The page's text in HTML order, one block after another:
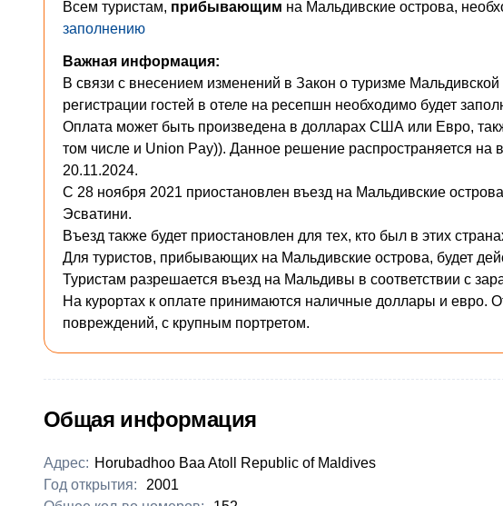
Всем туристам, прибывающим на Мальдивские острова,
заполнению
Важная информация:
В связи с внесением изменений в Закон о туризме
регистрации гостей в отеле на ресепшн необходимо будет
Оплата может быть произведена в долларах США или Евро,
том числе и Union Pay)). Данное решение распространяется
20.11.2024.
С 28 ноября 2021 приостановлен въезд на Мальдивские
Эсватини.
Въезд также будет приостановлен для тех, кто был в этих
Для туристов, прибывающих на Мальдивские острова, будет
Туристам разрешается въезд на Мальдивы в соответствии с
На курортах к оплате принимаются наличные доллары и
повреждений, с крупным портретом.
Общая информация
Адрес: Horubadhoo Baa Atoll Republic of Maldives
Год открытия:
2001